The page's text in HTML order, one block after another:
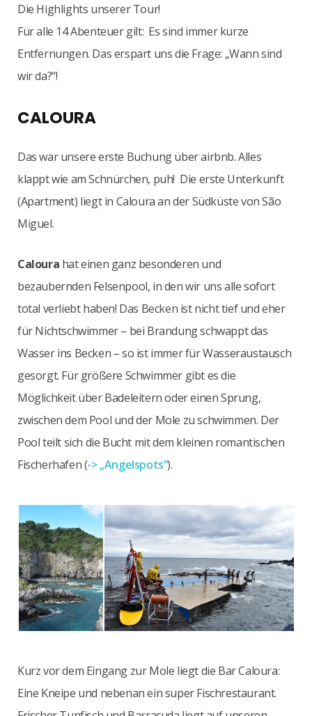
Die Highlights unserer Tour!
Für alle 14 Abenteuer gilt: Es sind immer kurze
Entfernungen. Das erspart uns die Frage: „Wann sind
wir da?“!
CALOURA
Das war unsere erste Buchung über airbnb. Alles
klappt wie am Schnürchen, puh! Die erste Unterkunft
(Apartment) liegt in Caloura an der Südküste von São
Miguel.
Caloura hat einen ganz besonderen und
bezaubernden Felsenpool, in den wir uns alle sofort
total verliebt haben! Das Becken ist nicht tief und eher
für Nichtschwimmer – bei Brandung schwappt das
Wasser ins Becken – so ist immer für Wasseraustausch
gesorgt. Für größere Schwimmer gibt es die
Möglichkeit über Badeleitern oder einen Sprung,
zwischen dem Pool und der Mole zu schwimmen. Der
Pool teilt sich die Bucht mit dem kleinen romantischen
Fischerhafen (-> „Angelspots“).
Kurz vor dem Eingang zur Mole liegt die Bar Caloura:
Eine Kneipe und nebenan ein super Fischrestaurant.